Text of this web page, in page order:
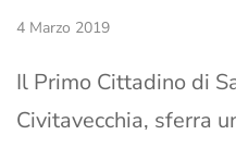
4 Marzo 2019
Il Primo Cittadino di
Civitavecchia, sferra